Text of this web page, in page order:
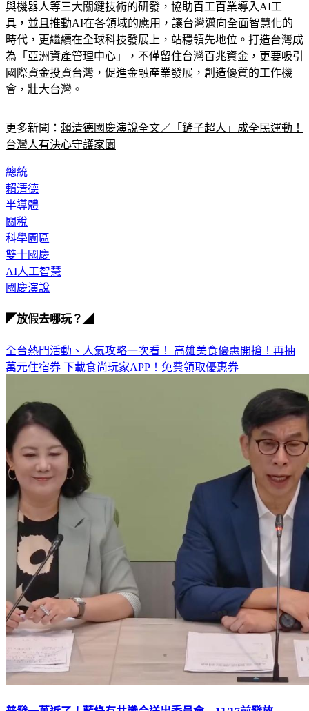
具，並且推動AI在各領域的應用，讓台灣邁向全面智慧化的
時代，更繼續在全球科技發展上，站穩領先地位。打造台灣成
為「亞洲資產管理中心」，不僅留住台灣百兆資金，更要吸引
國際資金投資台灣，促進金融產業發展，創造優質的工作機
會，壯大台灣。
台灣人有決心守護家園
賴清德
半導體
關稅
科學園區
雙十國慶
AI人工智慧
國慶演說
萬元住宿券下載食尚玩家APP！免費領取優惠券